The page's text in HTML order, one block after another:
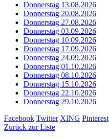
Donnerstag 13.08.2026
Donnerstag 20.08.2026
Donnerstag 27.08.2026
Donnerstag 03.09.2026
Donnerstag 10.09.2026
Donnerstag 17.09.2026
Donnerstag 24.09.2026
Donnerstag 01.10.2026
Donnerstag 08.10.2026
Donnerstag 15.10.2026
Donnerstag 22.10.2026
Donnerstag 29.10.2026
Facebook Twitter XING Pinterest
Zurück zur Liste